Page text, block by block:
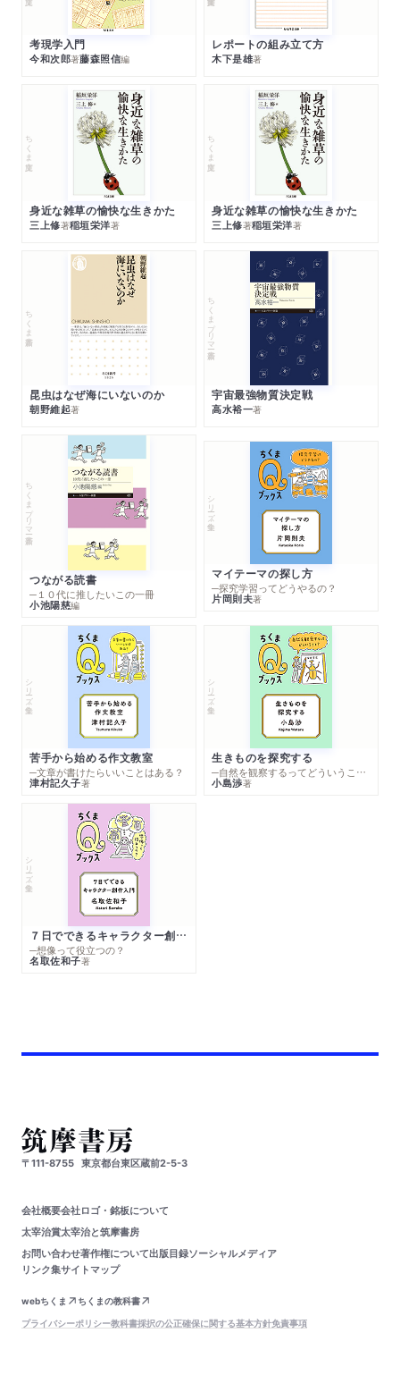
考現学入門
今和次郎著藤森照信編
レポートの組み立て方
木下是雄著
ちくま文庫
身近な雑草の愉快な生きかた
三上修著稲垣栄洋著
ちくま文庫
身近な雑草の愉快な生きかた
三上修著稲垣栄洋著
ちくま新書
昆虫はなぜ海にいないのか
朝野維起著
ちくまプリマー新書
宇宙最強物質決定戦
高水裕一著
ちくまプリマー新書
つながる読書
─１０代に推したいこの一冊
小池陽慈編
シリーズ・全集
マイテーマの探し方
─探究学習ってどうやるの？
片岡則夫著
シリーズ・全集
苦手から始める作文教室
─文章が書けたらいいことはある？
津村記久子著
シリーズ・全集
生きものを探究する
─自然を観察するってどういうこと？
小島渉著
シリーズ・全集
７日でできるキャラクター創作入門
─想像って役立つの？
名取佐和子著
〒111-8755 東京都台東区蔵前2-5-3
会社概要会社ロゴ・銘板について
太宰治賞太宰治と筑摩書房
お問い合わせ著作権について出版目録ソーシャルメディア
リンク集サイトマップ
webちくま
ちくまの教科書
プライバシーポリシー教科書採択の公正確保に関する基本方針免責事項